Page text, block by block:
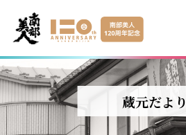
蔵元だより